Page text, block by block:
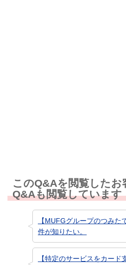
このQ&Aを閲覧した
Q&Aも閲覧しています
【MUFGグループのつみ
件が知りたい。
【特定のサービスをカード